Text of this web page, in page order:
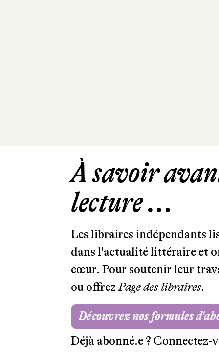
À savoir
lecture ...
Les libraires indépendants
dans l'actualité littéraire et
cœur. Pour soutenir leur
ou offrezPage des libraires.
Découvrez nos formules
Déjà abonné.e ? Connectez-